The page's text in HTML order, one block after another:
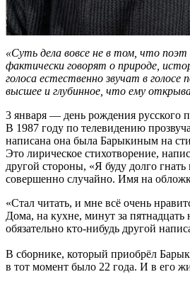
«Суть дела вовсе не в том, что
фактически говорят о природе,
голоса естественно звучат в
высшее и глубинное, что ему
3 января — день рождения русского
В 1987 году по телевидению
написана она была Барыкиным на
Это лирическое стихотворение,
другой стороны, «Я буду долго
совершенно случайно. Имя на
«Стал читать, и мне всё очень
Дома, на кухне, минут за
обязательно кто-нибудь другой
В сборнике, который приобрёл
в тот момент было 22 года. И в его